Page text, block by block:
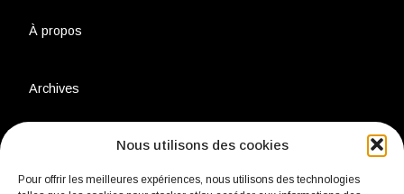
Nous utilisons des cookies
Pour offrir les meilleures expériences, nous utilisons des technologies
À propos
Archives
Charte environnementale